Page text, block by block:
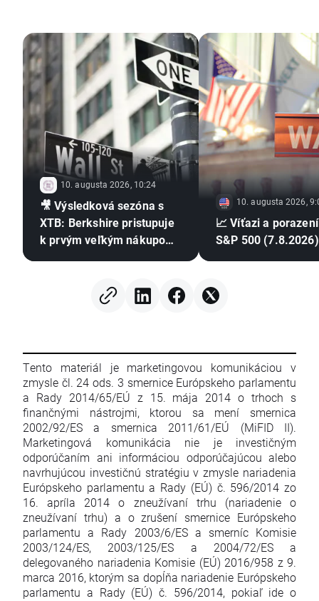
10. augusta 2026, 10:24
🎥 Výsledková sezóna s
XTB: Berkshire pristupuje
k prvým veľkým nákupom
10. augusta 2026,
📈 Víťazi a
S&P 500 (7.8.2026)
Tento materiál je marketingovou komunikáciou v
zmysle čl. 24 ods. 3 smernice Európskeho parlamentu
a Rady 2014/65/EÚ z 15. mája 2014 o trhoch s
finančnými nástrojmi, ktorou sa mení smernica
2002/92/ES a smernica 2011/61/EÚ (MiFID II).
Marketingová komunikácia nie je investičným
odporúčaním ani informáciou odporúčajúcou alebo
navrhujúcou investičnú stratégiu v zmysle nariadenia
Európskeho parlamentu a Rady (EÚ) č. 596/2014 zo
16. apríla 2014 o zneužívaní trhu (nariadenie o
zneužívaní trhu) a o zrušení smernice Európskeho
parlamentu a Rady 2003/6/ES a smerníc Komisie
2003/124/ES, 2003/125/ES a 2004/72/ES a
delegovaného nariadenia Komisie (EÚ) 2016/958 z 9.
marca 2016, ktorým sa dopĺňa nariadenie Európskeho
parlamentu a Rady (EÚ) č. 596/2014, pokiaľ ide o